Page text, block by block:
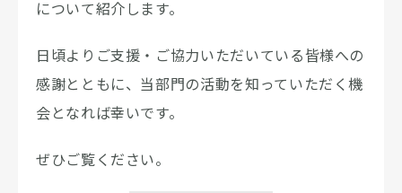
について紹介します。
日頃よりご支援・ご協力いただいている皆様への
感謝とともに、当部門の活動を知っていただく機
会となれば幸いです。
ぜひご覧ください。